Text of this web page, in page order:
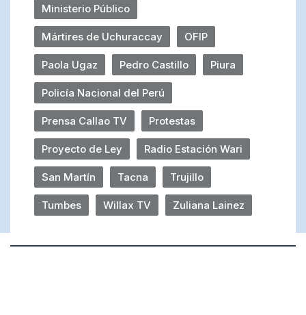
Ministerio Público
Mártires de Uchuraccay OFIP
Paola Ugaz Pedro Castillo Piura
Policía Nacional del Perú
Prensa Callao TV Protestas
Proyecto de Ley Radio Estación Wari
San Martín Tacna Trujillo
Tumbes Willax TV Zuliana Lainez